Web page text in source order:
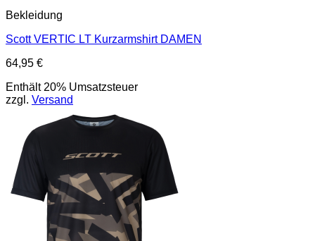
Bekleidung
Scott VERTIC LT Kurzarmshirt DAMEN
64,95 €
Enthält 20% Umsatzsteuer
zzgl. Versand